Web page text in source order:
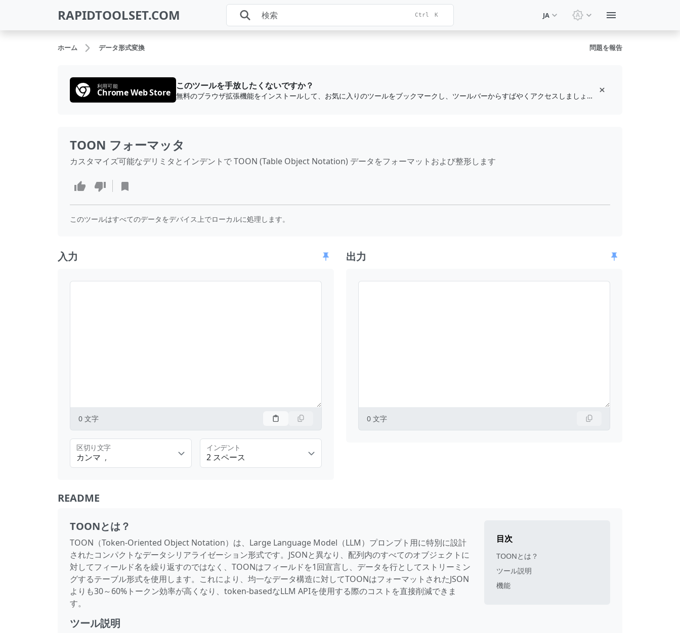
RAPIDTOOLSET.COM Ctrl K JA テーマを切り替え: システ
ホーム データ形式変換 問題を報告
利用可能
Chrome Web Store
このツールを手放したくないですか？
無料のブラウザ拡張機能をインストールして、お気に入りのツールをブックマークし、ツールバーからすばやくアクセスしましょう
TOON フォーマッタ
カスタマイズ可能なデリミタとインデントで TOON (Table Object Notation) データをフォーマットおよび整形します
このツールはすべてのデータをデバイス上でローカルに処理します。
入力
0 文字
カンマ ,
区切り文字
2 スペース
インデント
出力
0 文字
README
TOONとは？
TOON（Token-Oriented Object Notation）は、Large Language Model（LLM）プロンプト用に特別に設計
されたコンパクトなデータシリアライゼーション形式です。JSONと異なり、配列内のすべてのオブジェクトに
対してフィールド名を繰り返すのではなく、TOONはフィールドを1回宣言し、データを行としてストリーミン
グするテーブル形式を使用します。これにより、均一なデータ構造に対してTOONはフォーマットされたJSON
よりも30～60%トークン効率が高くなり、token-basedなLLM APIを使用する際のコストを直接削減できま
す。
ツール説明
目次
TOONとは？
ツール説明
機能